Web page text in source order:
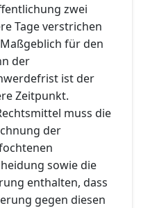
zwei
Tage verstrichen
für den
der
ist der
Zeitpunkt.
muss die
der
sowie die
enthalten, dass
gegen diesen